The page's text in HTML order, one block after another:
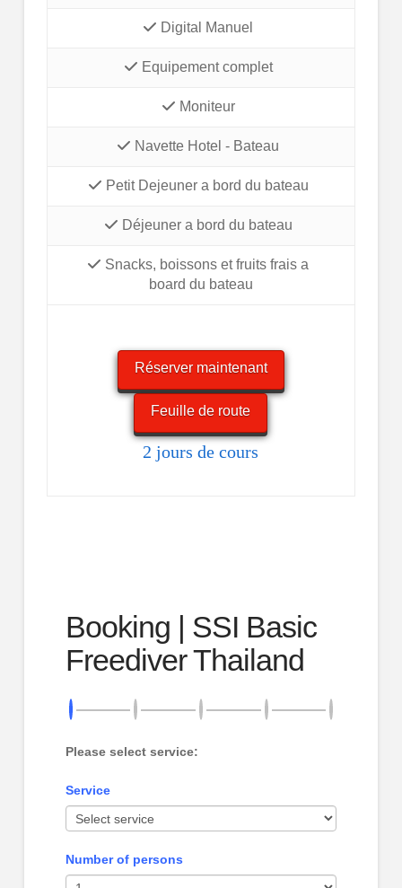
Digital Manuel
Equipement complet
Moniteur
Navette Hotel - Bateau
Petit Dejeuner a bord du bateau
Déjeuner a bord du bateau
Snacks, boissons et fruits frais a
board du bateau
Réserver maintenant
Feuille de route
2 jours de cours
Booking | SSI Basic
Freediver Thailand
Please select service:
Service
Number of persons